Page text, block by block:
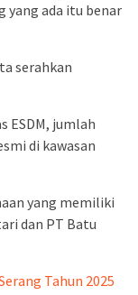
yang ada itu benar
serahkan
ESDM, jumlah
di kawasan
yang memiliki
dan PT Batu
Tahun 2025